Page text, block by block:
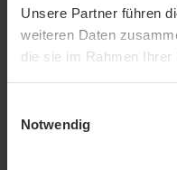
Unsere Partner führen
weiteren Daten
die sie im Rahmen
Notwendig
Filter hinzufügen: